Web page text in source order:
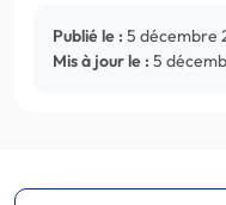
Publié le : 5 décembre
Mis à jour le : 5